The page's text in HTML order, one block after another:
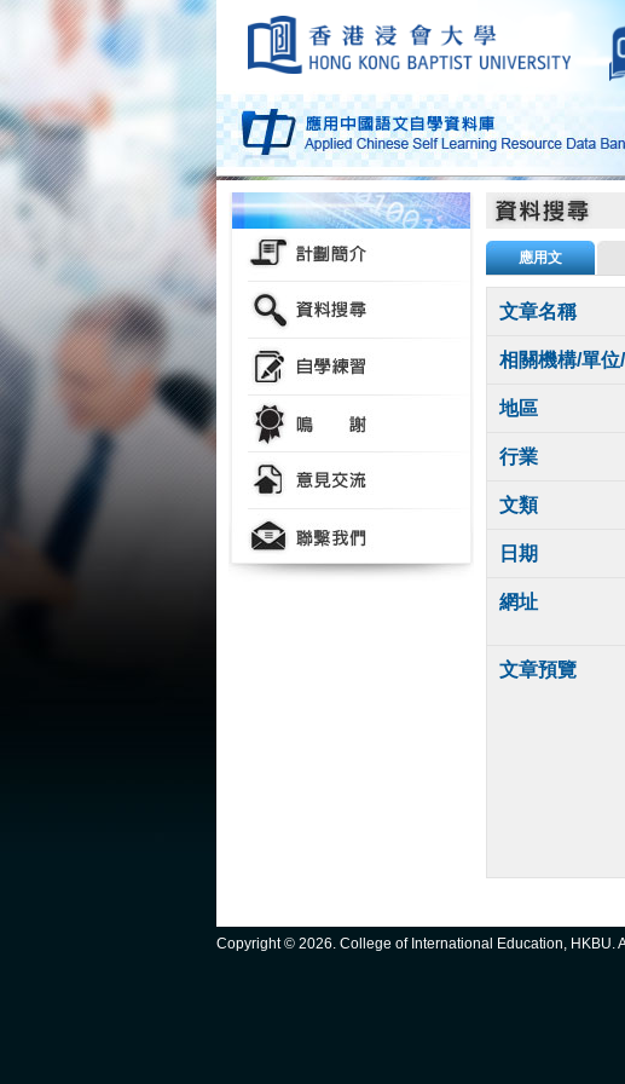
應用文
文章名稱
相關機構/單位
地區
行業
文類
日期
網址
文章預覽
Copyright © 2026. College of International Education, HKBU.